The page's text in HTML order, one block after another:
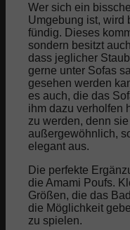
Wer sich ein
Umgebung ist, wird
fündig. Dieses
sondern besitzt
dass jeglicher
gerne unter Sofas
gesehen werden
es auch, die das
ihm dazu verholfen
zu werden, denn
außergewöhnlich,
elegant aus.
Die perfekte
die Amami Poufs.
Größen, die das
die Möglichkeit
zu spielen.